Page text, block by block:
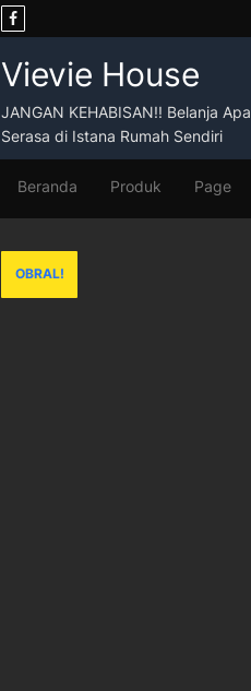
Vievie House
JANGAN KEHABISAN!! Belanja
Serasa di Istana Rumah Sendiri
Beranda Produk Page
OBRAL!